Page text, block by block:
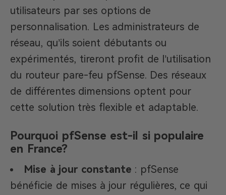
utilisateurs par ses options de
personnalisation. Les administrateurs de
réseau, qu’ils soient débutants ou
expérimentés, tireront profit de l’utilisation
du routeur pare-feu pfSense. Des réseaux
de différentes dimensions optent pour
cette solution très flexible et adaptable.
Pourquoi pfSense est-il si populaire
en France?
Mise à jour constante : pfSense
bénéficie de mises à jour régulières, ce qui